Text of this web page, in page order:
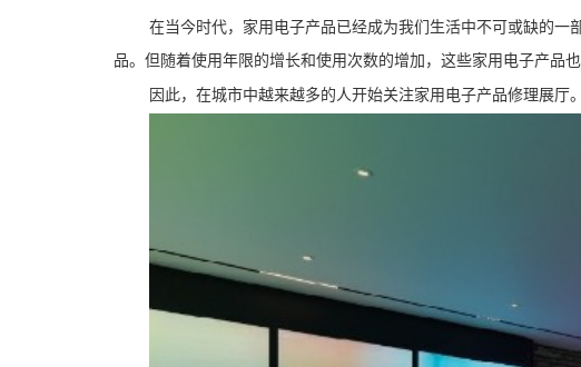
在当今时代，家用电子产品已经成为我们生活中不可或缺的
品。但随着使用年限的增长和使用次数的增加，这些家用电子产品也
因此，在城市中越来越多的人开始关注家用电子产品修理展厅